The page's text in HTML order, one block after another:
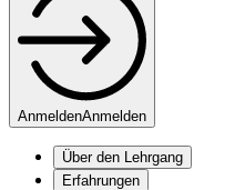
AnmeldenAnmelden
Über den Lehrgang
Erfahrungen